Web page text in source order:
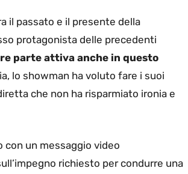
il passato e il presente della
protagonista delle precedenti
parte attiva anche in questo
lo showman ha voluto fare i suoi
che non ha risparmiato ironia e
con un messaggio video
richiesto per condurre una